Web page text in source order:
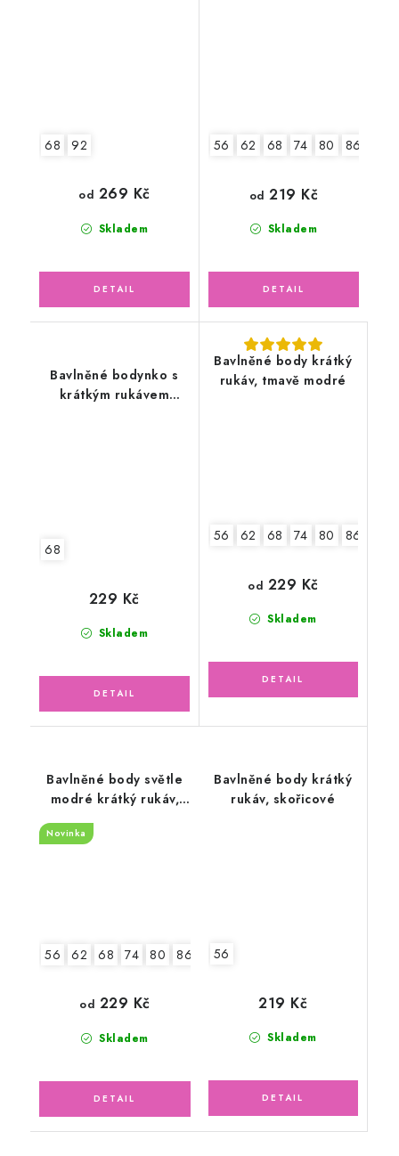
68 92
Skladem
od 269 Kč
56 62 68 74 80 86
Skladem
od 219 Kč
Bavlněné bodynko s
krátkým rukávem
68
Skladem
229 Kč
Bavlněné body krátký
rukáv, tmavě modré
56 62 68 74 80 86
Skladem
od 229 Kč
Bavlněné body světle
modré krátký rukáv,
malá liška
Novinka
56 62 68 74 80 86 92
Skladem
od 229 Kč
Bavlněné body krátký
rukáv, skořicové
56
Skladem
219 Kč